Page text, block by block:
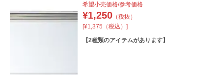
希望小売価格/参考価格
¥1,250（税抜）
[¥1,375（税込）]
【2種類のアイテムがあります】